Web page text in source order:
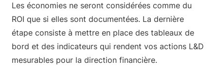
Les économies ne seront considérées comme du
ROI que si elles sont documentées. La dernière
étape consiste à mettre en place des tableaux de
bord et des indicateurs qui rendent vos actions L&D
mesurables pour la direction financière.